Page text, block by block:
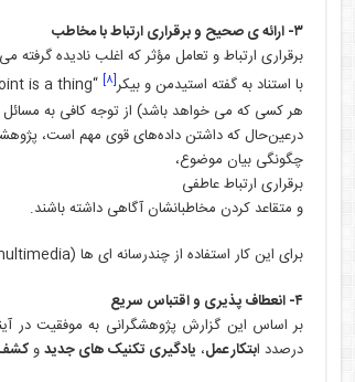
۳- ارائه ی صحیح و برقراری ارتباط با مخاطب
برقراری ارتباط و تعامل مؤثر که اغلب نادیده
با استناد به گفته استیدمن و بیکر[۸] “Death by PowerPoint is a thing”
هر کسی که می خواهد باشد) از توجه کافی به مسائل
درعین‌حال که داشتن داده‌های قوی مهم است،
چگونگی بیان موضوع،
برقراری ارتباط عاطفی
و متقاعد کردن مخاطبانشان آگاهی داشته باشند.
برای این کار استفاده از چندرسانه ای ها (multimedia)، تصاویر متحرک (انیمیشن) و … نیز می‌تواند به انتقال پیام کمک کند.
۴- انعطاف پذیری و اقتباس سریع
بر اساس این گزارش پژوهشگرانی به موفقیت در
درصدد ابتکار عمل، یادگیری تکنیک­ های جدیدو